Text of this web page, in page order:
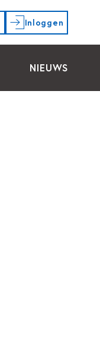
Inloggen
NIEUWS